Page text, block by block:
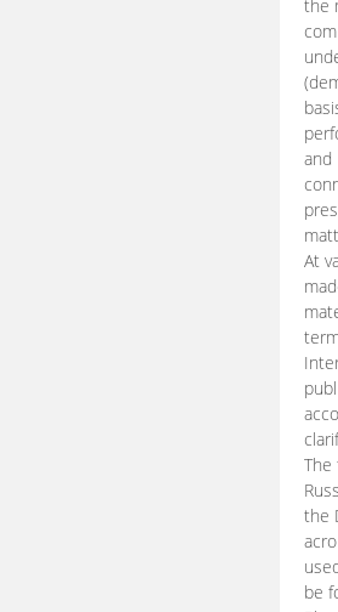
the
and
At
The
the
be